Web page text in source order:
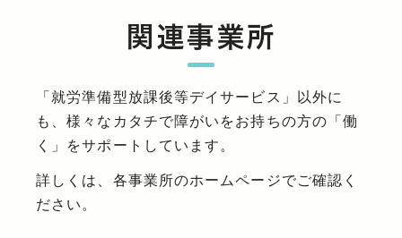
関連事業所
「就労準備型放課後等デイサービス」以外に
も、様々なカタチで障がいをお持ちの方の「働
く」をサポートしています。
詳しくは、各事業所のホームページでご確認く
ださい。